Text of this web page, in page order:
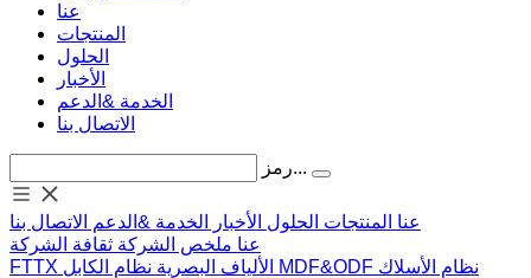
عنا
المنتجات
الحلول
الأخبار
الخدمة &الدعم
الاتصال بنا
رمز...
عنا المنتجات الحلول الأخبار الخدمة &الدعم
الاتصال بنا
عنا ملخص الشركة ثقافة الشركة
FTTX
الألياف البصرية MDF&ODF نظام الأسلاك